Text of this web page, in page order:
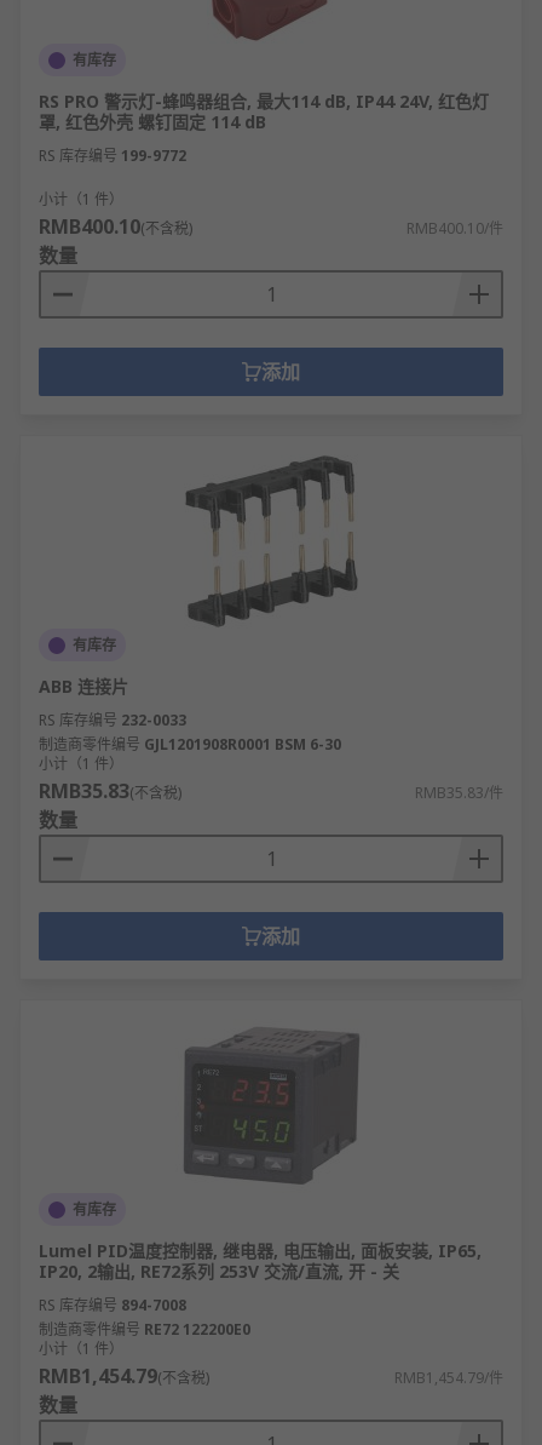
有库存
RS PRO 警示灯-蜂鸣器组合, 最大114 dB, IP44 24V, 红色灯
罩, 红色外壳 螺钉固定 114 dB
RS 库存编号 199-9772
小计（1 件）
RMB400.10(不含税) RMB400.10/件
数量
添加
有库存
ABB 连接片
RS 库存编号 232-0033
制造商零件编号 GJL1201908R0001 BSM 6-30
小计（1 件）
RMB35.83(不含税) RMB35.83/件
数量
添加
有库存
Lumel PID温度控制器, 继电器, 电压输出, 面板安装, IP65,
IP20, 2输出, RE72系列 253V 交流/直流, 开 - 关
RS 库存编号 894-7008
制造商零件编号 RE72 122200E0
小计（1 件）
RMB1,454.79(不含税) RMB1,454.79/件
数量